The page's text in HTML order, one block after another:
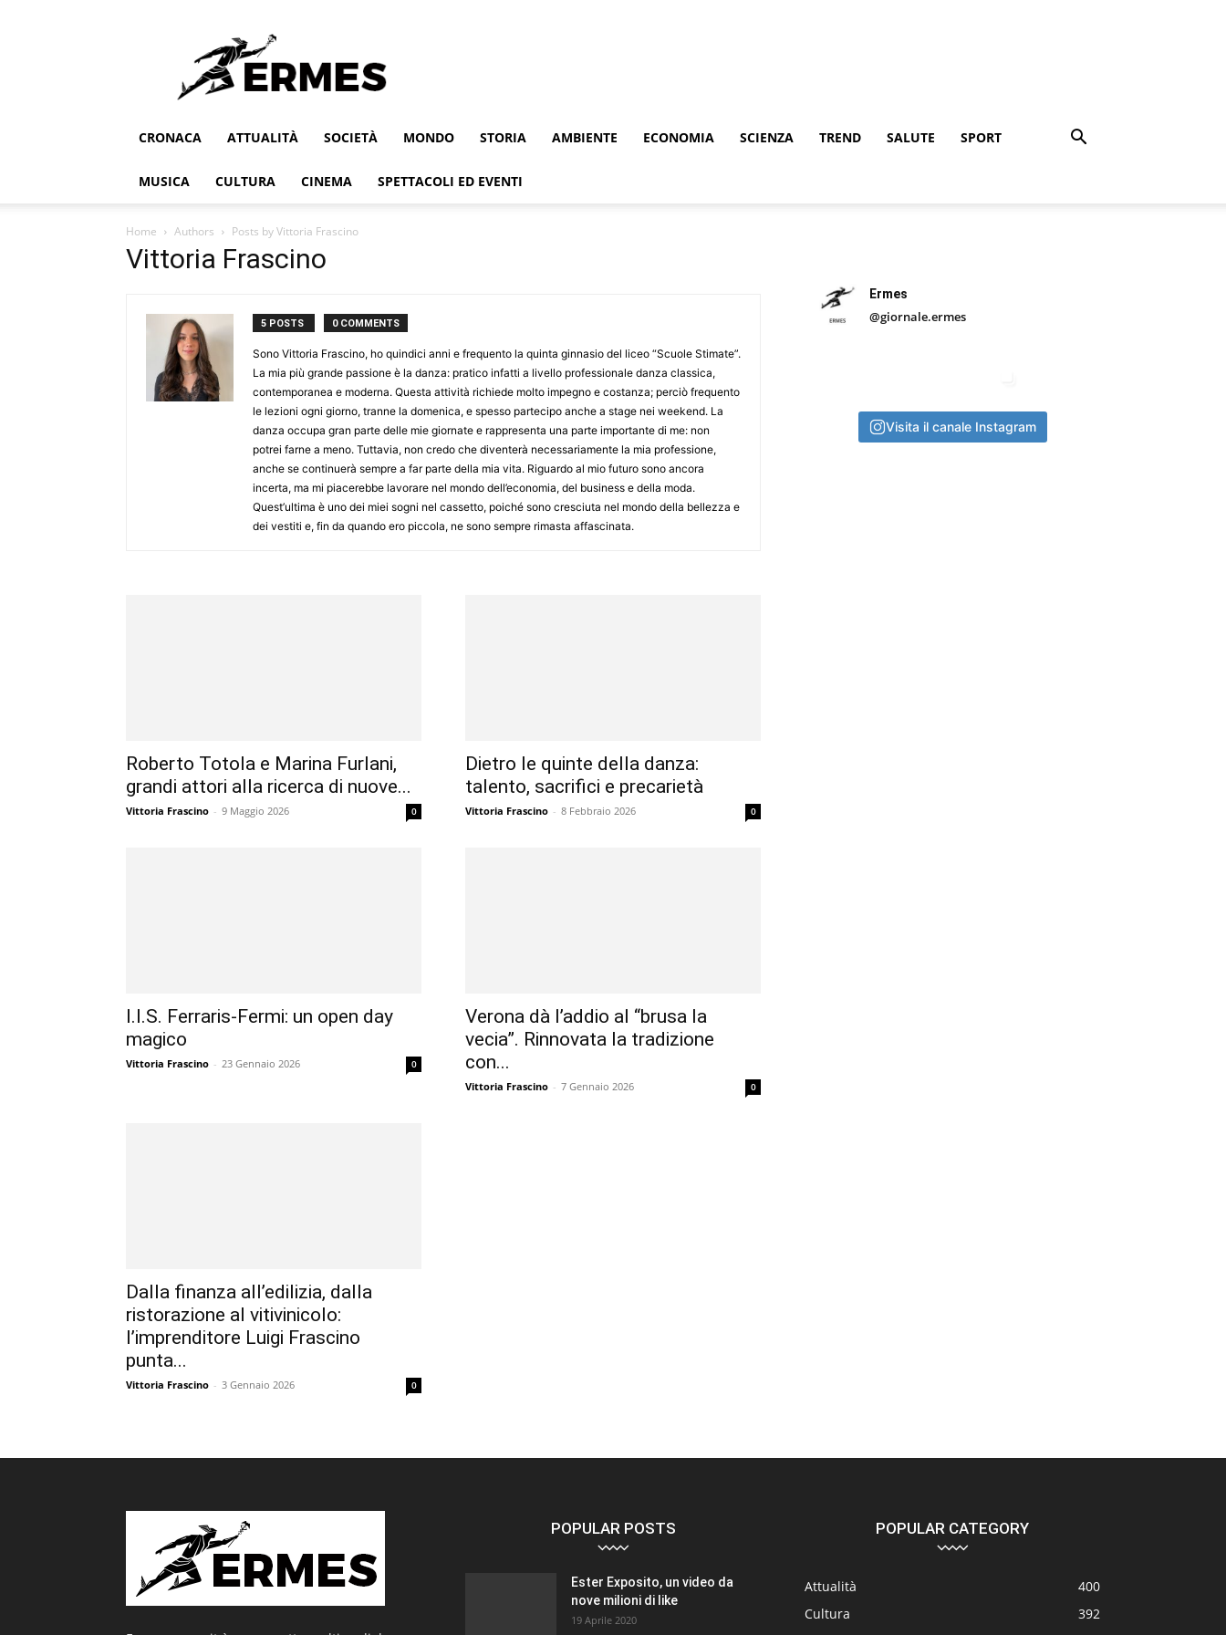
CRONACA ATTUALITÀ SOCIETÀ MONDO STORIA AMBIENTE ECONOMIA SCIENZA TREND SALUTE SPORT
MUSICA CULTURA CINEMA SPETTACOLI ED EVENTI
Home Authors Posts by Vittoria Frascino
Vittoria Frascino
5 POSTS 0 COMMENTS
Sono Vittoria Frascino, ho quindici anni e frequento la quinta ginnasio del liceo “Scuole Stimate”.
La mia più grande passione è la danza: pratico infatti a livello professionale danza classica,
contemporanea e moderna. Questa attività richiede molto impegno e costanza; perciò frequento
le lezioni ogni giorno, tranne la domenica, e spesso partecipo anche a stage nei weekend. La
danza occupa gran parte delle mie giornate e rappresenta una parte importante di me: non
potrei farne a meno. Tuttavia, non credo che diventerà necessariamente la mia professione,
anche se continuerà sempre a far parte della mia vita. Riguardo al mio futuro sono ancora
incerta, ma mi piacerebbe lavorare nel mondo dell’economia, del business e della moda.
Quest’ultima è uno dei miei sogni nel cassetto, poiché sono cresciuta nel mondo della bellezza e
dei vestiti e, fin da quando ero piccola, ne sono sempre rimasta affascinata.
Roberto Totola e Marina Furlani,
grandi attori alla ricerca di nuove...
Vittoria Frascino - 9 Maggio 2026 0
Dietro le quinte della danza:
talento, sacrifici e precarietà
Vittoria Frascino - 8 Febbraio 2026 0
I.I.S. Ferraris-Fermi: un open day
magico
Vittoria Frascino - 23 Gennaio 2026 0
Verona dà l’addio al “brusa la
vecia”. Rinnovata la tradizione
con...
Vittoria Frascino - 7 Gennaio 2026 0
Dalla finanza all’edilizia, dalla
ristorazione al vitivinicolo:
l’imprenditore Luigi Frascino
punta...
Vittoria Frascino - 3 Gennaio 2026 0
Ermes
@giornale.ermes
Visita il canale Instagram
POPULAR POSTS
Ester Exposito, un video da
nove milioni di like
19 Aprile 2020
POPULAR CATEGORY
Attualità
400
Cultura
392